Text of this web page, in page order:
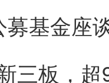
三板，